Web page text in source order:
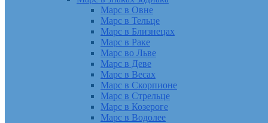
Марс в Овне
Марс в Тельце
Марс в Близнецах
Марс в Раке
Марс во Льве
Марс в Деве
Марс в Весах
Марс в Скорпионе
Марс в Стрельце
Марс в Козероге
Марс в Водолее